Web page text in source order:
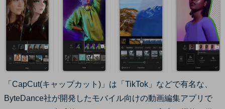
「CapCut(キャップカット)」は「TikTok」などで有名な、
ByteDance社が開発したモバイル向けの動画編集アプリで